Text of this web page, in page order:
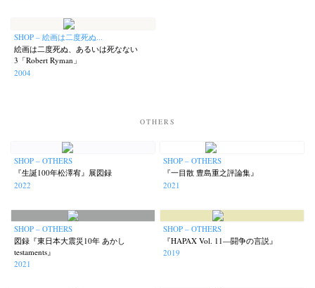
(23) Masako Matsui
Nana Kakuda (61) Naonori Oshima (38)
Park (7) photographers' gallery File (16) photographers’ gallery press
Postwar and Shōwa-Era (2) Publication Remembrance
Special Exhibitions (60) Takuro Yoneda (44) Tomonori Ryu (15)
Untitled Records (41) Workshop Yu Shinoda (7) Yuki Kasama
SHOP – 絵画は二度死ぬ...
絵画は二度死ぬ、あるいは死なない
3「Robert Ryman」
2004
OTHERS
SHOP – OTHERS
『生誕100年松澤宥』展図録
2022
SHOP – OTHERS
『一目散 豊島重之評論集』
2021
SHOP – OTHERS
図録『東日本大震災10年 あかし
testaments』
2021
SHOP – OTHERS
『HAPAX Vol. 11—闘争の言説』
2019